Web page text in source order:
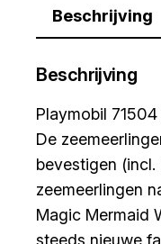
Beschrijving
Beschrijving
Playmobil
De
bevestigen
zeemeerlingen
Magic Mermaid
steeds nieuwe